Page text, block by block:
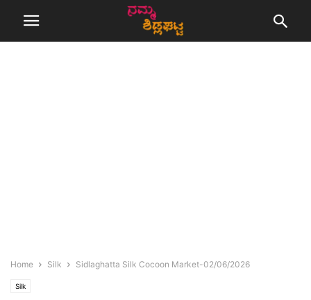
Home Silk Sidlaghatta Silk Cocoon Market-02/06/2026
Silk